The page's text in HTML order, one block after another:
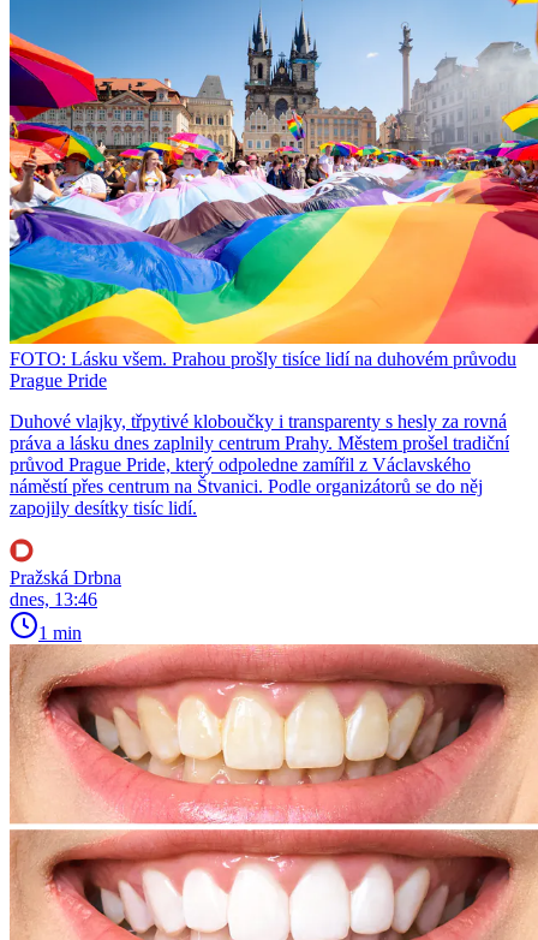
FOTO: Lásku všem. Prahou prošly tisíce lidí na duhovém průvodu
Prague Pride
Duhové vlajky, třpytivé kloboučky i transparenty s hesly za rovná
práva a lásku dnes zaplnily centrum Prahy. Městem prošel tradiční
průvod Prague Pride, který odpoledne zamířil z Václavského
náměstí přes centrum na Štvanici. Podle organizátorů se do něj
zapojily desítky tisíc lidí.
Pražská Drbna
dnes, 13:46
1 min